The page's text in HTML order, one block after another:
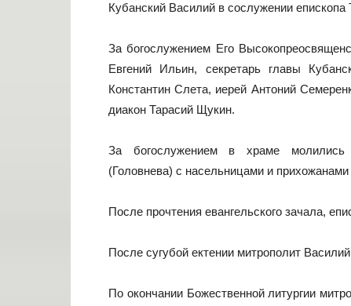
Кубанский Василий в сослужении епископа
За богослужением Его
Евгений Ильин, секретарь главы
Константин Слета, иерей Антоний
диакон Тарасий Щукин.
За богослужением в храме молились
(Головнева) с насельницами и прихожанами
После прочтения евангельского зачала,
После сугубой ектении митрополит
По окончании Божественной литургии